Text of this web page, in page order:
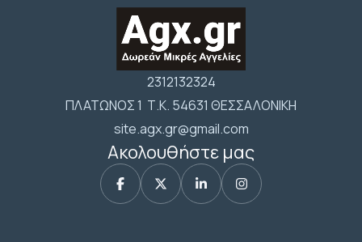
2312132324
ΠΛΑΤΩΝΟΣ 1 Τ.Κ. 54631 ΘΕΣΣΑΛΟΝΙΚΗ
site.agx.gr@gmail.com
Ακολουθήστε μας